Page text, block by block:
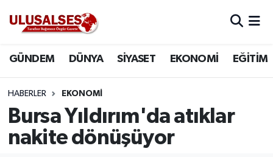
GÜNDEM DÜNYA SİYASET EKONOMİ EĞİTİM
HABERLER EKONOMİ
Bursa Yıldırım'da atıklar
nakite dönüşüyor
DÜNYA
SİYASET
EKONOMİ
Trafik Durumu
Süper Lig Puan Durumu ve Fikstür
Tüm Manşetler